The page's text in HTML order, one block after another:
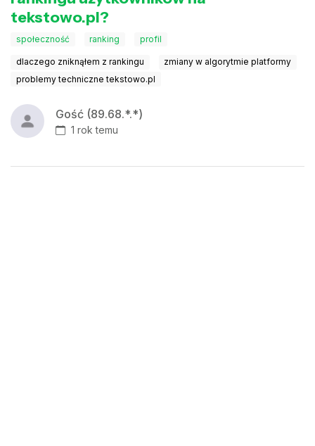
tekstowo.pl?
społeczność ranking profil
dlaczego zniknąłem z rankingu
zmiany w algorytmie platformy
problemy techniczne tekstowo.pl
Gość (89.68.*.*)
1 rok temu